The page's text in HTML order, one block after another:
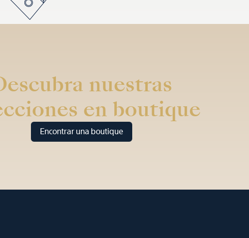
nuestras
en boutique
Encontrar una boutique